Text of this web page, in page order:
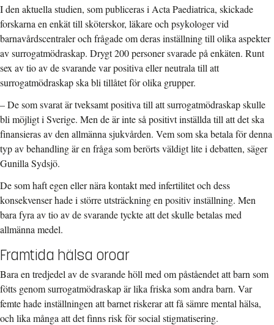
I den aktuella studien, som publiceras i Acta Paediatrica, skickade
forskarna en enkät till sköterskor, läkare och psykologer vid
barnavårdscentraler och frågade om deras inställning till olika aspekter
av surrogatmödraskap. Drygt 200 personer svarade på enkäten. Runt
sex av tio av de svarande var positiva eller neutrala till att
surrogatmödraskap ska bli tillåtet för olika grupper.
– De som svarat är tveksamt positiva till att surrogatmödraskap skulle
bli möjligt i Sverige. Men de är inte så positivt inställda till att det ska
finansieras av den allmänna sjukvården. Vem som ska betala för denna
typ av behandling är en fråga som berörts väldigt lite i debatten, säger
Gunilla Sydsjö.
De som haft egen eller nära kontakt med infertilitet och dess
konsekvenser hade i större utsträckning en positiv inställning. Men
bara fyra av tio av de svarande tyckte att det skulle betalas med
allmänna medel.
Framtida hälsa oroar
Bara en tredjedel av de svarande höll med om påståendet att barn som
fötts genom surrogatmödraskap är lika friska som andra barn. Var
femte hade inställningen att barnet riskerar att få sämre mental hälsa,
och lika många att det finns risk för social stigmatisering.